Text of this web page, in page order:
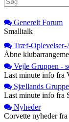
Generelt Forum
Smalltalk
Træf-Oplevelser-
Åbne
Vejle Gruppen -
Last minute info fra
Sjællands
Last minute info fra
Nyheder
Corvette nyheder